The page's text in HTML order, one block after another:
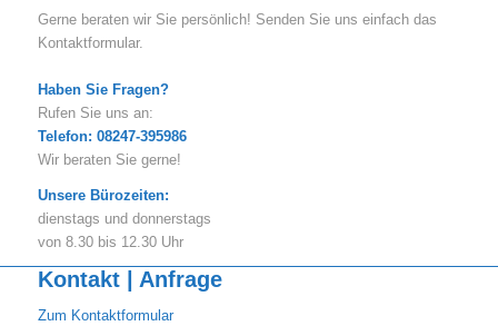
Gerne beraten wir Sie persönlich! Senden Sie uns einfach das
Kontaktformular.
Haben Sie Fragen?
Rufen Sie uns an:
Telefon: 08247-395986
Wir beraten Sie gerne!
Unsere Bürozeiten:
dienstags und donnerstags
von 8.30 bis 12.30 Uhr
Kontakt | Anfrage
Zum Kontaktformular